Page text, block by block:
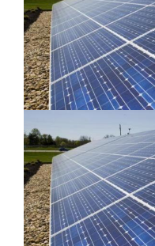
BORCE
SOCIJALNE
Obrasci
dostupni
Zahtjev za
JAVNI